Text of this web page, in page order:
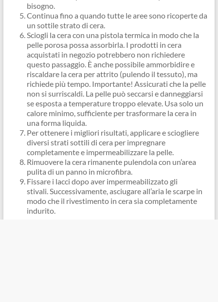
bisogno.
Continua fino a quando tutte le aree sono ricoperte da
un sottile strato di cera.
Sciogli la cera con una pistola termica in modo che la
pelle porosa possa assorbirla. I prodotti in cera
acquistati in negozio potrebbero non richiedere
questo passaggio. È anche possibile ammorbidire e
riscaldare la cera per attrito (pulendo il tessuto), ma
richiede più tempo. Importante! Assicurati che la pelle
non si surriscaldi. La pelle può seccarsi e danneggiarsi
se esposta a temperature troppo elevate. Usa solo un
calore minimo, sufficiente per trasformare la cera in
una forma liquida.
Per ottenere i migliori risultati, applicare e sciogliere
diversi strati sottili di cera per impregnare
completamente e impermeabilizzare la pelle.
Rimuovere la cera rimanente pulendola con un’area
pulita di un panno in microfibra.
Fissare i lacci dopo aver impermeabilizzato gli
stivali. Successivamente, asciugare all’aria le scarpe in
modo che il rivestimento in cera sia completamente
indurito.